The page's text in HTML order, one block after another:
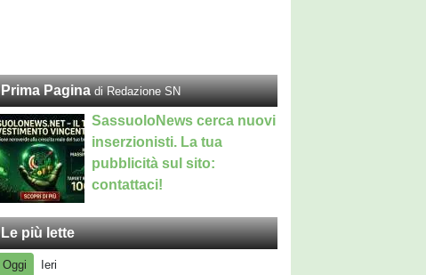
Prima Pagina di Redazione SN
SassuoloNews cerca nuovi
inserzionisti. La tua
pubblicità sul sito:
contattaci!
Le più lette
Oggi Ieri